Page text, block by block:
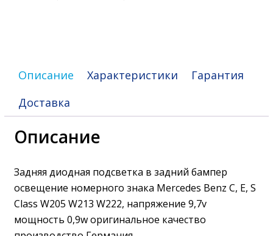
Описание Характеристики
Гарантия
Доставка
Описание
Задняя диодная подсветка в задний бампер
освещение номерного знака Mercedes Benz C, E, S
Class W205 W213 W222, напряжение 9,7v
мощность 0,9w оригинальное качество